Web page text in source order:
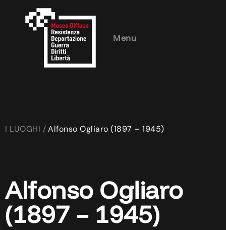
Menu
I LUOGHI /Alfonso Ogliaro (1897 – 1945)
Alfonso Ogliaro
(1897 – 1945)